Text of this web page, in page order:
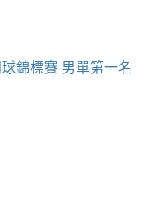
錦標賽 男單第一名